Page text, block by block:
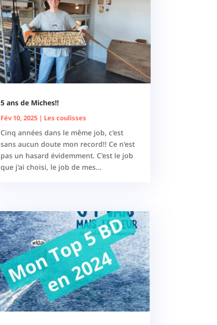
5 ans de Miches!!
Fév 10, 2025| Les coulisses
Cinq années dans le même job, c'est
sans aucun doute mon record!! Ce n'est
pas un hasard évidemment. C'est le job
que j'ai choisi, le job de mes...